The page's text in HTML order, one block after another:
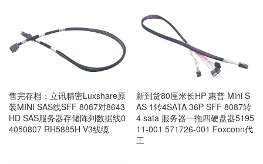
售完存档：立讯精密Luxshare原
装MINI SAS线SFF 8087对8643
HD SAS服务器存储阵列数据线0
4050807 RH5885H V3线缆
新到货80厘米长HP 惠普 Mini S
AS 1转4SATA 36P SFF 8087转
4 sata 服务器一拖四硬盘器5195
11-001 571726-001 Foxconn代
工